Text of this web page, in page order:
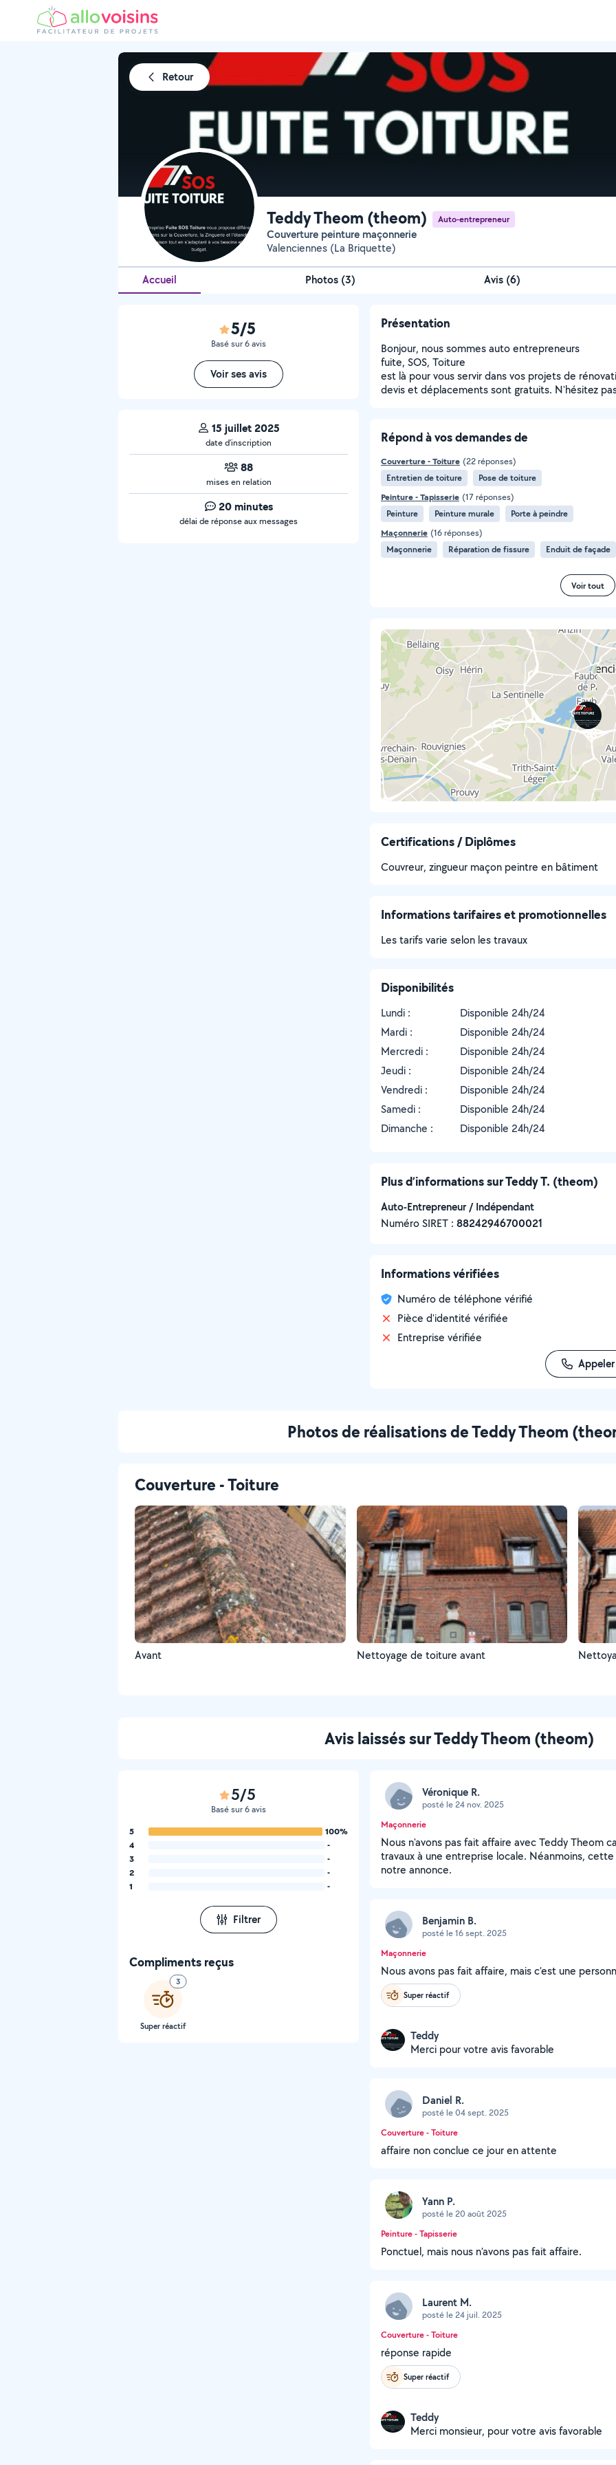
Retour
Teddy Theom (theom) Auto-entrepreneur
Couverture peinture maçonnerie
Valenciennes (La Briquette)
Accueil Photos (3) Avis (6)
5/5
Basé sur 6 avis
Voir ses avis
15 juillet 2025
date d’inscription
88
mises en relation
20 minutes
délai de réponse aux messages
Présentation
Bonjour, nous sommes auto entrepreneurs
fuite, SOS, Toiture
est là pour vous servir dans vos projets de
devis et déplacements sont gratuits. N'hésitez
Répond à vos demandes de
Couverture - Toiture (22 réponses)
Entretien de toiture
Pose de toiture
Peinture - Tapisserie (17 réponses)
Peinture
Peinture murale
Porte à peindre
Maçonnerie (16 réponses)
Maçonnerie
Réparation de fissure Enduit de façade
Voir tout
Certifications / Diplômes
Couvreur, zingueur maçon peintre en bâtiment
Informations tarifaires et promotionnelles
Les tarifs varie selon les travaux
Disponibilités
Lundi :
Disponible 24h/24
Mardi :
Disponible 24h/24
Mercredi :
Disponible 24h/24
Jeudi :
Disponible 24h/24
Vendredi :
Disponible 24h/24
Samedi :
Disponible 24h/24
Dimanche :
Disponible 24h/24
Plus d’informations sur Teddy T. (theom)
Auto-Entrepreneur / Indépendant
Numéro SIRET : ‍88242946700021
Informations vérifiées
Numéro de téléphone vérifié
Pièce d'identité vérifiée
Entreprise vérifiée
Appeler
Photos de réalisations de Teddy Theom
Couverture - Toiture
Avant Nettoyage de toiture avant
Avis laissés sur Teddy Theom (theom)
5/5
Basé sur 6 avis
5
100%
4
-
3
-
2
-
1
-
Filtrer
Compliments reçus
3
Super réactif
Véronique R.
posté le 24 nov. 2025
Maçonnerie
Nous n'avons pas fait affaire avec Teddy Theom
travaux à une entreprise locale. Néanmoins,
notre annonce.
Benjamin B.
posté le 16 sept. 2025
Maçonnerie
Nous avons pas fait affaire, mais c’est une
Super réactif
Teddy
Merci pour votre avis favorable
Daniel R.
posté le 04 sept. 2025
Couverture - Toiture
affaire non conclue ce jour en attente
Yann P.
posté le 20 août 2025
Peinture - Tapisserie
Ponctuel, mais nous n’avons pas fait affaire.
Laurent M.
posté le 24 juil. 2025
Couverture - Toiture
réponse rapide
Super réactif
Teddy
Merci monsieur, pour votre avis favorable